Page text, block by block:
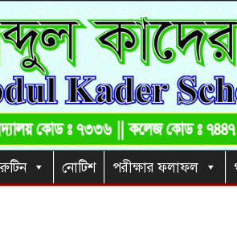
রুটিন নোটিশ পরীক্ষার ফলাফল